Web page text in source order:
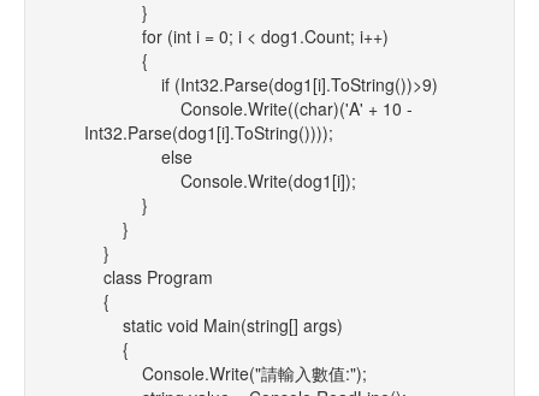
}
for (int i = 0; i < dog1.Count; i++)
{
if (Int32.Parse(dog1[i].ToString())>9)
Console.Write((char)('A' + 10 -
Int32.Parse(dog1[i].ToString())));
else
Console.Write(dog1[i]);
}
}
}
class Program
{
static void Main(string[] args)
{
Console.Write("請輸入數值:");